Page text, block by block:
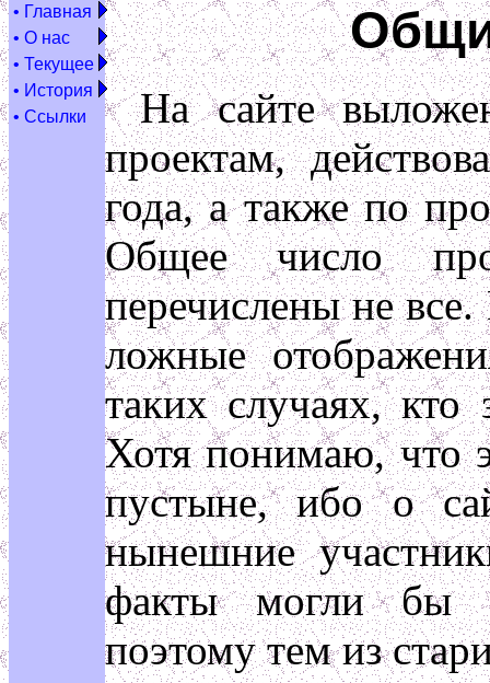
• Главная
• О нас
• Текущее
• История
• Ссылки
На сайте
проектам,
года, а также по
Общее число
перечислены не
ложные
таких случаях,
Хотя понимаю, что
пустыне, ибо о
нынешние
факты могли бы
поэтому тем из